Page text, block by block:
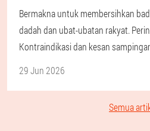
Bermakna untuk membersihkan
dadah dan ubat-ubatan rakyat.
Kontraindikasi dan kesan
29 Jun 2026
Semua